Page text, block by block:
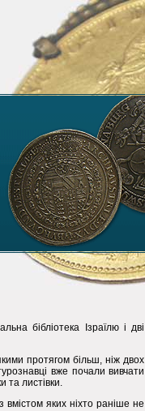
бібліотека Ізраїлю і дві
протягом більш, ніж двох
вже почали вивчати
та листівки.
вмістом яких ніхто раніше не